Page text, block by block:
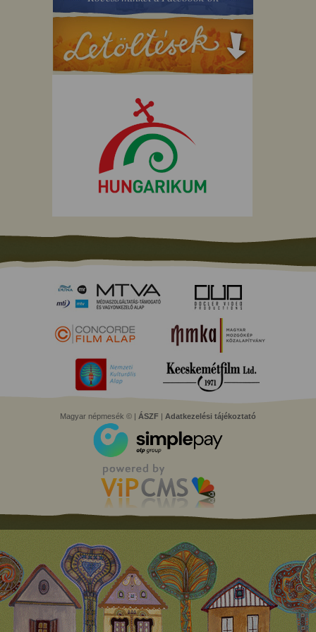
Magyar népmesék © | ÁSZF | Adatkezelési tájékoztató